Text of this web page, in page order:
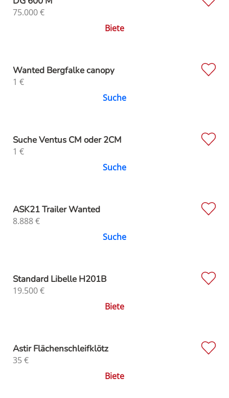
75.000€
Biete
Wanted Bergfalke canopy
1 €
Suche
Suche Ventus CM oder 2CM
1 €
Suche
ASK21 Trailer Wanted
8.888€
Suche
Standard Libelle H201B
19.500€
Biete
Astir Flächenschleifklötz
35€
Biete